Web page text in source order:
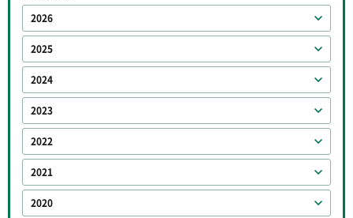
2026
2025
2024
2023
2022
2021
2020